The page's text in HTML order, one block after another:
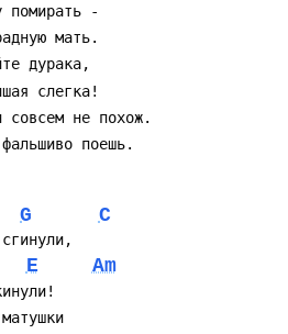
помирать -
мать.
дурака,
слегка!
совсем не похож.
фальшиво поешь.
G C
E Am
матушки